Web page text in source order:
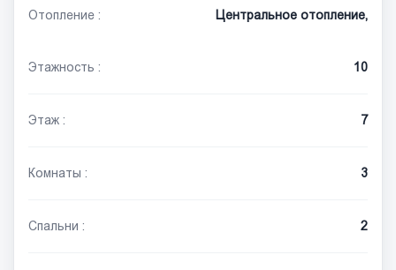
Отопление : Центральное отопление,
Этажность : 10
Этаж : 7
Комнаты : 3
Спальни : 2